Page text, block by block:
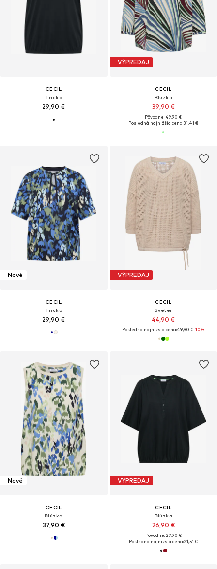
CECIL
Tričko
29,90 €
VÝPREDAJ
CECIL
Blúzka
39,90 €
Pôvodne: 49,90 €
Posledná najnižšia cena:31,41 €
Nové
CECIL
Tričko
29,90 €
VÝPREDAJ
CECIL
Sveter
44,90 €
Posledná najnižšia cena:49,90 €-10%
Nové
CECIL
Blúzka
37,90 €
VÝPREDAJ
CECIL
Blúzka
26,90 €
Pôvodne: 29,90 €
Posledná najnižšia cena:21,51 €